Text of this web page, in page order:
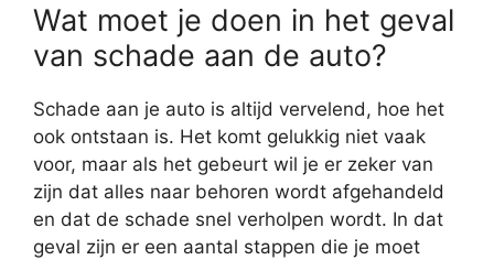
Wat moet je doen in het geval
van schade aan de auto?
Schade aan je auto is altijd vervelend, hoe het
ook ontstaan is. Het komt gelukkig niet vaak
voor, maar als het gebeurt wil je er zeker van
zijn dat alles naar behoren wordt afgehandeld
en dat de schade snel verholpen wordt. In dat
geval zijn er een aantal stappen die je moet